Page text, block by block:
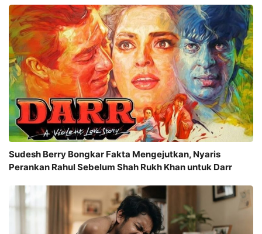
Sudesh Berry Bongkar Fakta Mengejutkan, Nyaris
Perankan Rahul Sebelum Shah Rukh Khan untuk Darr